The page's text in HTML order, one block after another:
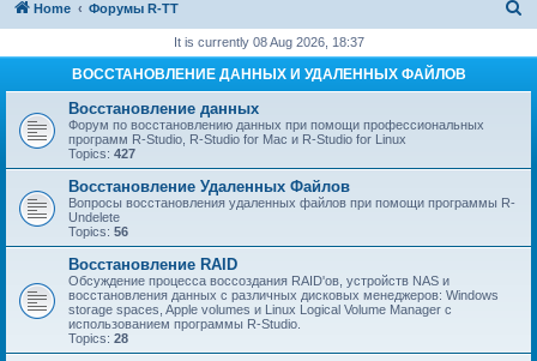
Home Форумы R-TT
r
It is currently 08 Aug 2026, 18:37
ВОССТАНОВЛЕНИЕ ДАННЫХ И УДАЛЕННЫХ ФАЙЛОВ
Восстановление данных
Форум по восстановлению данных при помощи профессиональных
программ R-Studio, R-Studio for Mac и R-Studio for Linux
Topics: 427
Восстановление Удаленных Файлов
Вопросы восстановления удаленных файлов при помощи программы R-
Undelete
Topics: 56
Восстановление RAID
Обсуждение процесса воссоздания RAID'ов, устройств NAS и
восстановления данных с различных дисковых менеджеров: Windows
storage spaces, Apple volumes и Linux Logical Volume Manager с
использованием программы R-Studio.
Topics: 28